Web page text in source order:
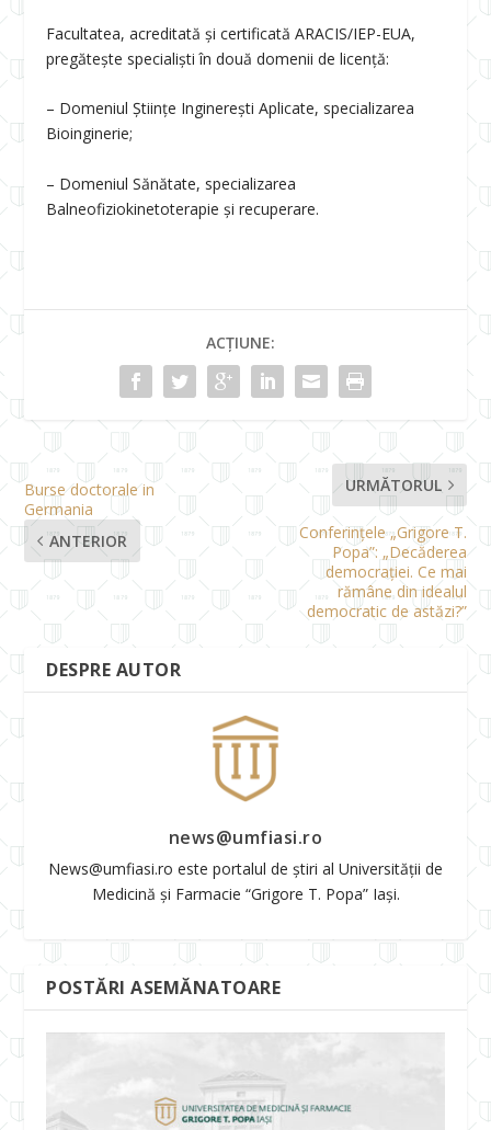
Facultatea, acreditată și certificată ARACIS/IEP-EUA,
pregăteşte specialişti în două domenii de licenţă:
– Domeniul Științe Inginerești Aplicate, specializarea
Bioinginerie;
– Domeniul Sănătate, specializarea
Balneofiziokinetoterapie şi recuperare.
ACȚIUNE:
Burse doctorale in
Germania
ANTERIOR
URMĂTORUL
Conferințele „Grigore T.
Popa”: „Decăderea
democrației. Ce mai
rămâne din idealul
democratic de astăzi?”
DESPRE AUTOR
news@umfiasi.ro
News@umfiasi.ro este portalul de știri al Universității de
Medicină și Farmacie “Grigore T. Popa” Iași.
POSTĂRI ASEMĂNATOARE